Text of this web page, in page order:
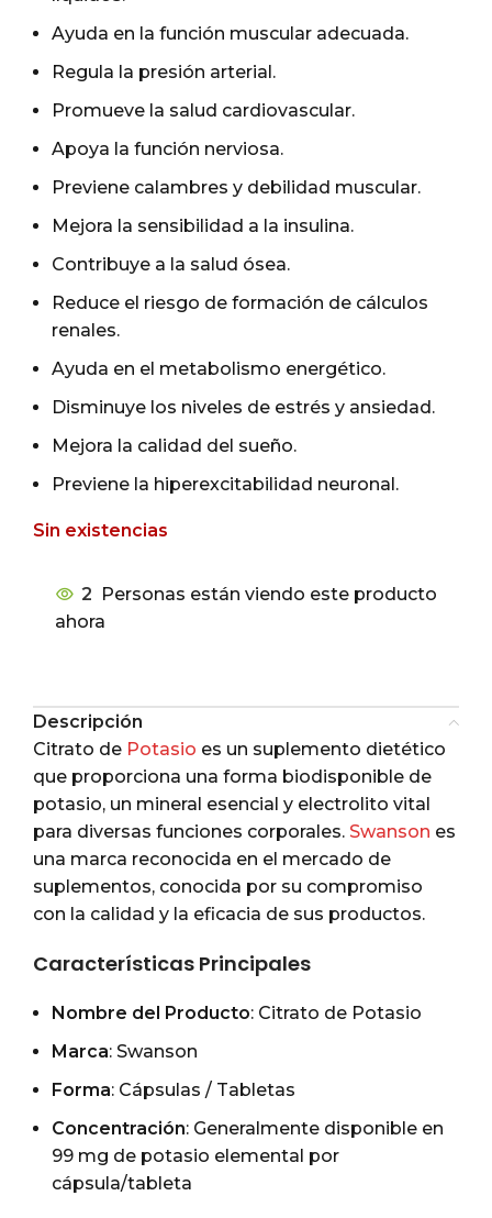
Ayuda en la función muscular adecuada.
Regula la presión arterial.
Promueve la salud cardiovascular.
Apoya la función nerviosa.
Previene calambres y debilidad muscular.
Mejora la sensibilidad a la insulina.
Contribuye a la salud ósea.
Reduce el riesgo de formación de cálculos
renales.
Ayuda en el metabolismo energético.
Disminuye los niveles de estrés y ansiedad.
Mejora la calidad del sueño.
Previene la hiperexcitabilidad neuronal.
Sin existencias
2 Personas están viendo este producto
ahora
Descripción
Citrato de Potasio es un suplemento dietético
que proporciona una forma biodisponible de
potasio, un mineral esencial y electrolito vital
para diversas funciones corporales. Swanson es
una marca reconocida en el mercado de
suplementos, conocida por su compromiso
con la calidad y la eficacia de sus productos.
Características Principales
Nombre del Producto: Citrato de Potasio
Marca: Swanson
Forma: Cápsulas / Tabletas
Concentración: Generalmente disponible en
99 mg de potasio elemental por
cápsula/tableta